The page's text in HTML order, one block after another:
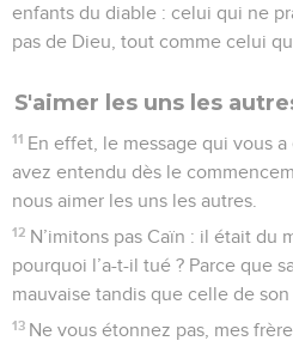
enfants du diable : celui qui ne
pas de Dieu, tout comme celui
S'aimer les uns les
11 En effet, le message qui vous
avez entendu dès le
nous aimer les uns les autres.
12 N’imitons pas Caïn : il était du
pourquoi l’a-t-il tué ? Parce que
mauvaise tandis que celle de
13 Ne vous étonnez pas, mes